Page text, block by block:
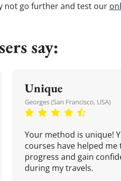
not go further and test our
say:
Unique
Georges (San Francisco, USA)
Your method is unique!
courses have helped me
progress and gain
during my travels.